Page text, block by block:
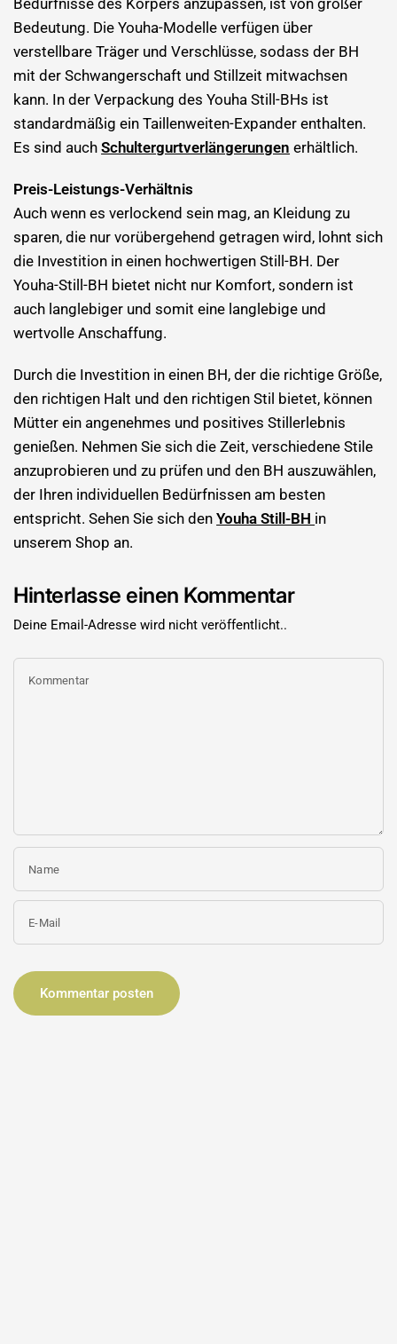
Bedürfnisse des Körpers anzupassen, ist von großer
Bedeutung. Die Youha-Modelle verfügen über
verstellbare Träger und Verschlüsse, sodass der BH
mit der Schwangerschaft und Stillzeit mitwachsen
kann. In der Verpackung des Youha Still-BHs ist
standardmäßig ein Taillenweiten-Expander enthalten.
Es sind auchSchultergurtverlängerungen erhältlich.
Preis-Leistungs-Verhältnis
Auch wenn es verlockend sein mag, an Kleidung zu
sparen, die nur vorübergehend getragen wird, lohnt sich
die Investition in einen hochwertigen Still-BH. Der
Youha-Still-BH bietet nicht nur Komfort, sondern ist
auch langlebiger und somit eine langlebige und
wertvolle Anschaffung.
Durch die Investition in einen BH, der die richtige Größe,
den richtigen Halt und den richtigen Stil bietet, können
Mütter ein angenehmes und positives Stillerlebnis
genießen. Nehmen Sie sich die Zeit, verschiedene Stile
anzuprobieren und zu prüfen und den BH auszuwählen,
der Ihren individuellen Bedürfnissen am besten
entspricht. Sehen Sie sich denYouha Still-BH in
unserem Shop an.
Hinterlasse einen Kommentar
Deine Email-Adresse wird nicht veröffentlicht..
Kommentar
Name
E-Mail